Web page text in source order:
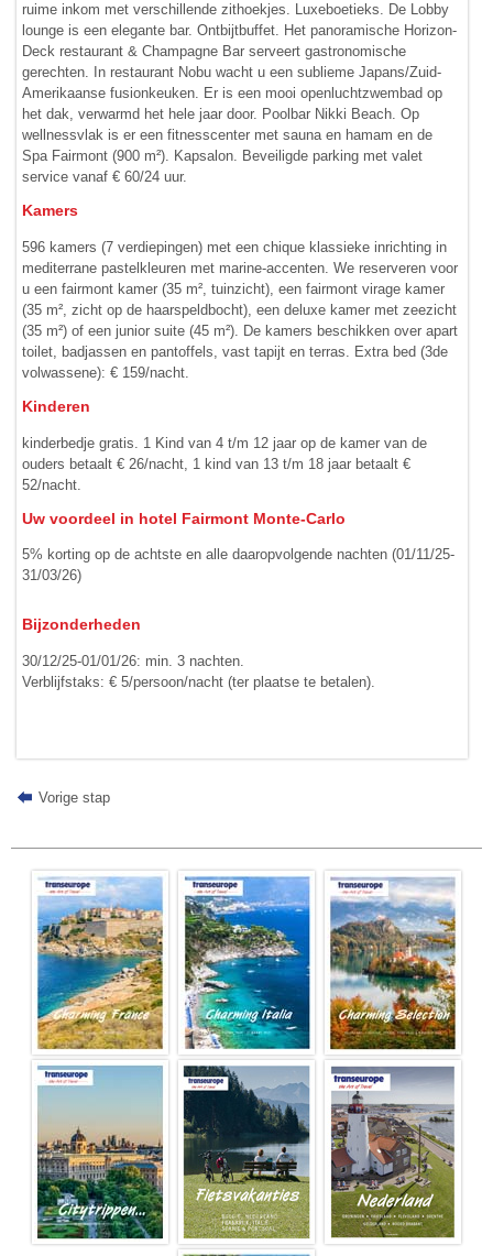
ruime inkom met verschillende zithoekjes. Luxeboetieks. De Lobby
lounge is een elegante bar. Ontbijtbuffet. Het panoramische Horizon-
Deck restaurant & Champagne Bar serveert gastronomische
gerechten. In restaurant Nobu wacht u een sublieme Japans/Zuid-
Amerikaanse fusionkeuken. Er is een mooi openluchtzwembad op
het dak, verwarmd het hele jaar door. Poolbar Nikki Beach. Op
wellnessvlak is er een fitnesscenter met sauna en hamam en de
Spa Fairmont (900 m²). Kapsalon. Beveiligde parking met valet
service vanaf € 60/24 uur.
Kamers
596 kamers (7 verdiepingen) met een chique klassieke inrichting in
mediterrane pastelkleuren met marine-accenten. We reserveren voor
u een fairmont kamer (35 m², tuinzicht), een fairmont virage kamer
(35 m², zicht op de haarspeldbocht), een deluxe kamer met zeezicht
(35 m²) of een junior suite (45 m²). De kamers beschikken over apart
toilet, badjassen en pantoffels, vast tapijt en terras. Extra bed (3de
volwassene): € 159/nacht.
Kinderen
kinderbedje gratis. 1 Kind van 4 t/m 12 jaar op de kamer van de
ouders betaalt € 26/nacht, 1 kind van 13 t/m 18 jaar betaalt €
52/nacht.
Uw voordeel in hotel Fairmont Monte-Carlo
5% korting op de achtste en alle daaropvolgende nachten (01/11/25-
31/03/26)
Bijzonderheden
30/12/25-01/01/26: min. 3 nachten.
Verblijfstaks: € 5/persoon/nacht (ter plaatse te betalen).
Vorige stap